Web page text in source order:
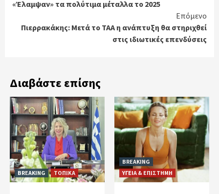
Reading
«Έλαμψαν» τα πολύτιμα μέταλλα το 2025
Επόμενο
Πιερρακάκης: Μετά το ΤΑΑ η ανάπτυξη θα στηριχθεί
στις ιδιωτικές επενδύσεις
Διαβάστε επίσης
BREAKING ΤΟΠΙΚΑ
BREAKING
ΥΓΕΙΑ & ΕΠΙΣΤΗΜΗ